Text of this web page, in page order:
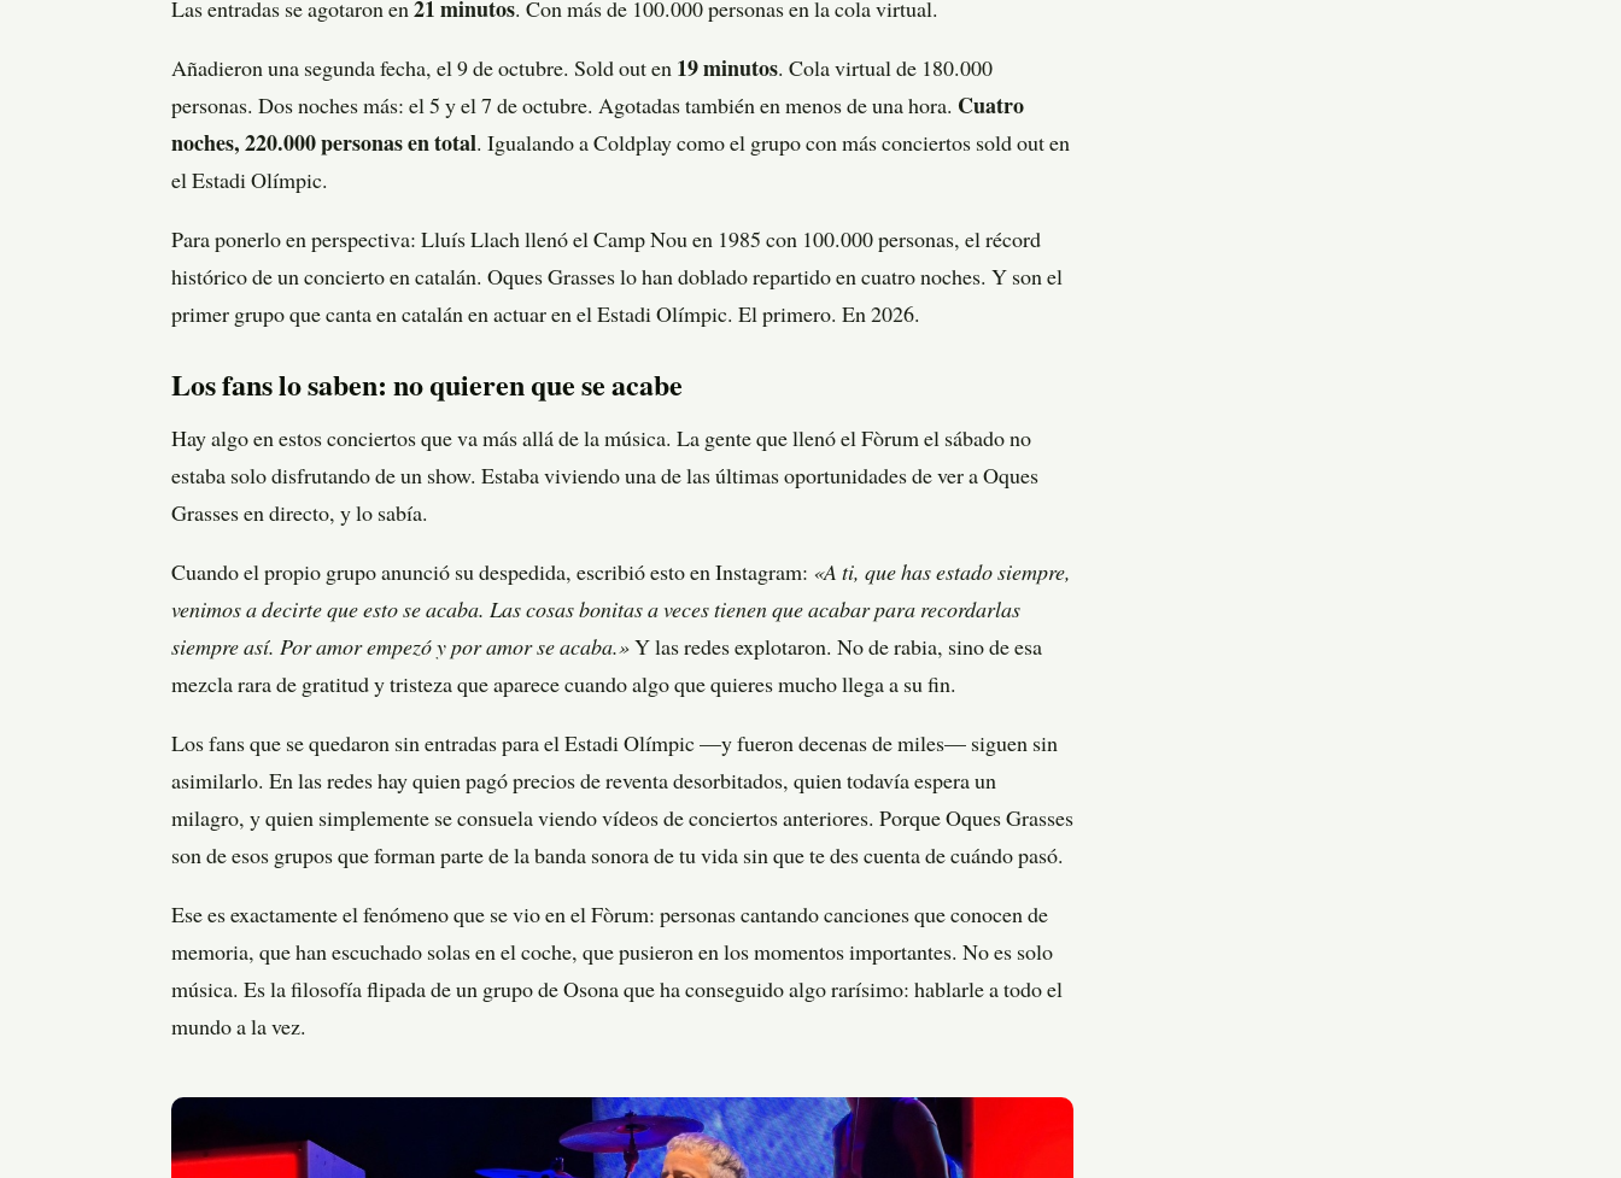
Las entradas se agotaron en 21 minutos. Con más de 100.000 personas en la cola virtual.
Añadieron una segunda fecha, el 9 de octubre. Sold out en 19 minutos. Cola virtual de 180.000
personas. Dos noches más: el 5 y el 7 de octubre. Agotadas también en menos de una hora. Cuatro
noches, 220.000 personas en total. Igualando a Coldplay como el grupo con más conciertos sold out en
el Estadi Olímpic.
Para ponerlo en perspectiva: Lluís Llach llenó el Camp Nou en 1985 con 100.000 personas, el récord
histórico de un concierto en catalán. Oques Grasses lo han doblado repartido en cuatro noches. Y son el
primer grupo que canta en catalán en actuar en el Estadi Olímpic. El primero. En 2026.
Los fans lo saben: no quieren que se acabe
Hay algo en estos conciertos que va más allá de la música. La gente que llenó el Fòrum el sábado no
estaba solo disfrutando de un show. Estaba viviendo una de las últimas oportunidades de ver a Oques
Grasses en directo, y lo sabía.
Cuando el propio grupo anunció su despedida, escribió esto en Instagram: «A ti, que has estado siempre,
venimos a decirte que esto se acaba. Las cosas bonitas a veces tienen que acabar para recordarlas
siempre así. Por amor empezó y por amor se acaba.» Y las redes explotaron. No de rabia, sino de esa
mezcla rara de gratitud y tristeza que aparece cuando algo que quieres mucho llega a su fin.
Los fans que se quedaron sin entradas para el Estadi Olímpic —y fueron decenas de miles— siguen sin
asimilarlo. En las redes hay quien pagó precios de reventa desorbitados, quien todavía espera un
milagro, y quien simplemente se consuela viendo vídeos de conciertos anteriores. Porque Oques Grasses
son de esos grupos que forman parte de la banda sonora de tu vida sin que te des cuenta de cuándo pasó.
Ese es exactamente el fenómeno que se vio en el Fòrum: personas cantando canciones que conocen de
memoria, que han escuchado solas en el coche, que pusieron en los momentos importantes. No es solo
música. Es la filosofía flipada de un grupo de Osona que ha conseguido algo rarísimo: hablarle a todo el
mundo a la vez.